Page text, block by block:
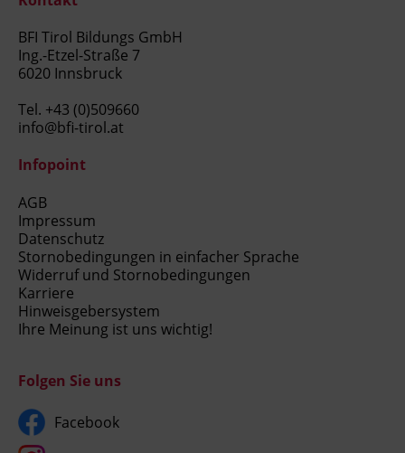
BFI Tirol Bildungs GmbH
Ing.-Etzel-Straße 7
6020 Innsbruck
Tel. +43 (0)509660
info@bfi-tirol.at
Infopoint
AGB
Impressum
Datenschutz
Stornobedingungen in einfacher Sprache
Widerruf und Stornobedingungen
Karriere
Hinweisgebersystem
Ihre Meinung ist uns wichtig!
Folgen Sie uns
Facebook